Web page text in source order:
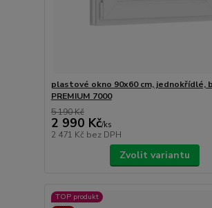
plastové okno 90x60 cm, jednokřídlé,
PREMIUM 7000
5 190 Kč
2 990 Kč/ks
2 471 Kč bez DPH
Zvolit variantu
TOP produkt